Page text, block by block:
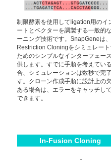
制限酵素を使用してligation用のイ
ートとベクターを調製する一般的
ーニング技術です。SnapGeneは、
Restriction Cloningをシミュレート
ためのシンプルなインターフェー
供します。すでに手順を考えてい
合、シミュレーションは数秒で完
す。クローン作成手順に設計上の
ある場合は、エラーをキャッチし
できます。
In-Fusion Cloning